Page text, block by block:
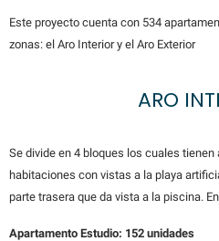
Este proyecto cuenta con 534
zonas: el Aro Interior y el Aro Exterior
ARO
Se divide en 4 bloques los cuales tienen
habitaciones con vistas a la playa
parte trasera que da vista a la piscina.
Apartamento Estudio: 152 unidades